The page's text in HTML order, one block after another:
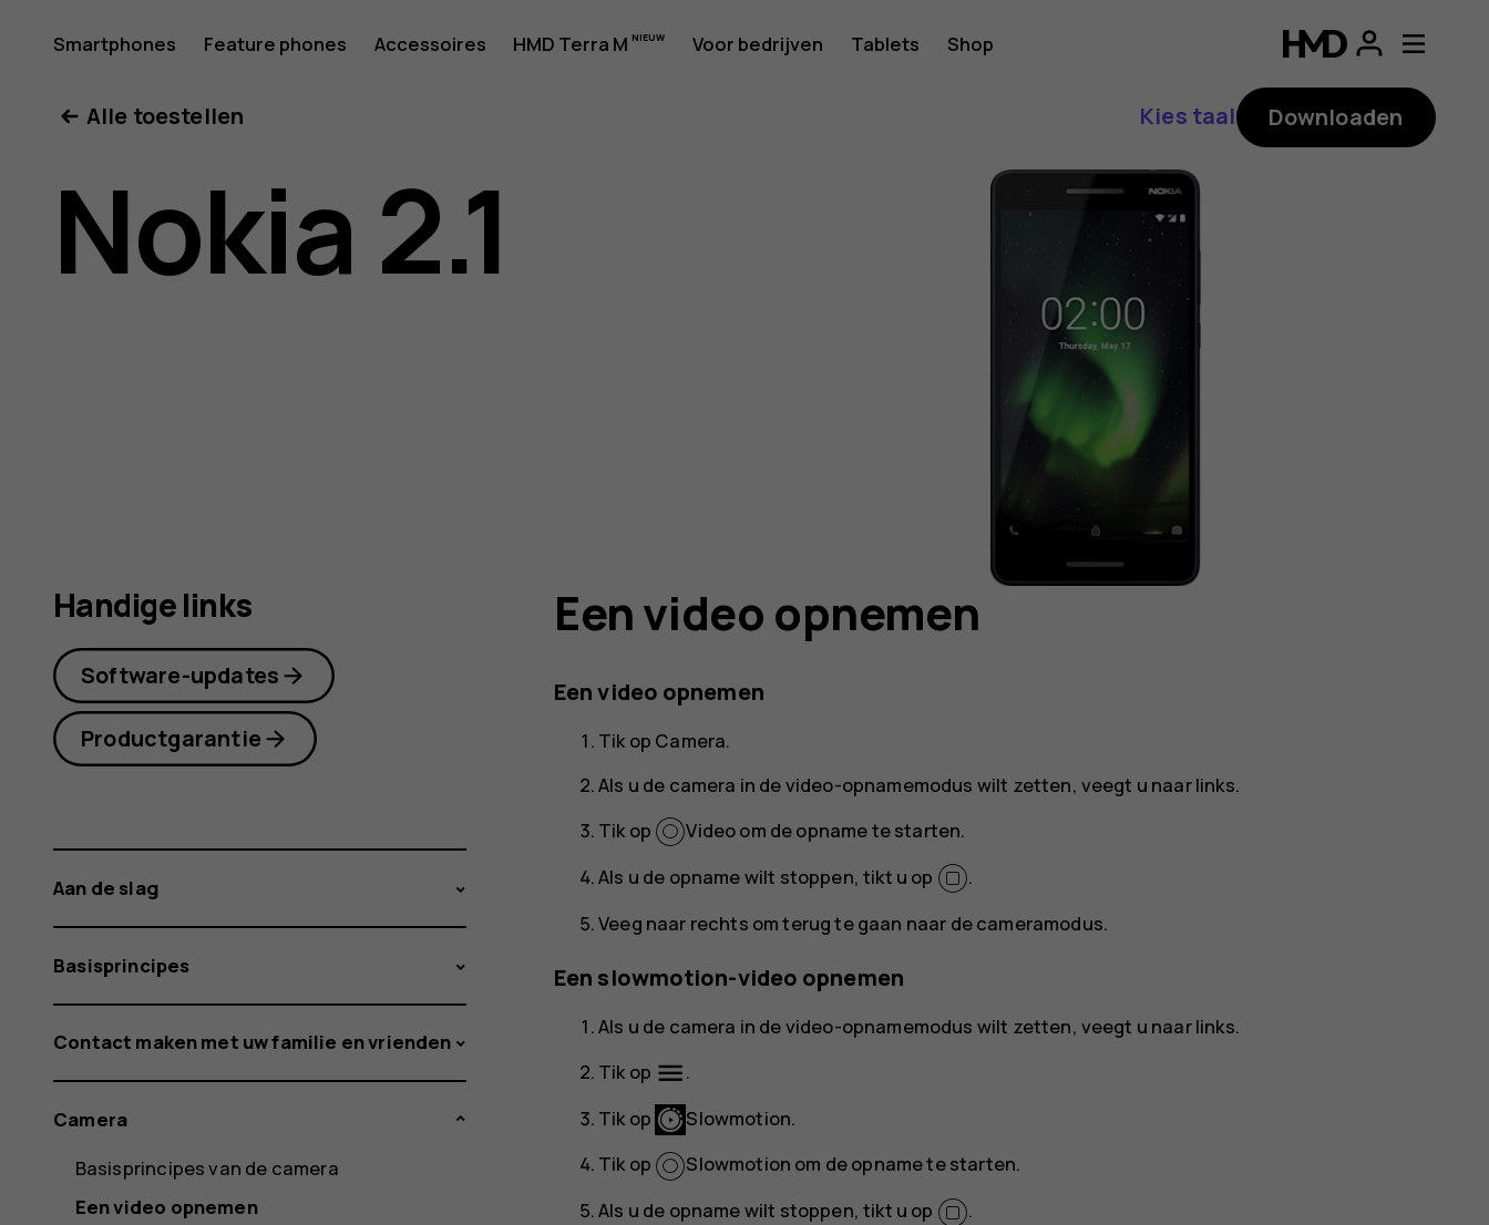
Gebruikershandleiding
voor
Nokia
Smartphones Feature phones Accessoires HMD Terra M Voor bedrijven Tablets Shop
Alle toestellen
Kies taal Downloaden
Nokia 2.1
Een video opnemen
Een video opnemen
Tik op Camera.
Als u de camera in de video-opnamemodus wilt zetten, veegt u naar links.
Tik op
Videoom de opname te starten.
Als u de opname wilt stoppen, tikt u op
.
Veeg naar rechts om terug te gaan naar de cameramodus.
Een slowmotion-video opnemen
Als u de camera in de video-opnamemodus wilt zetten, veegt u naar links.
Tik op menu.
Tik op
Slowmotion.
Tik op
Slowmotion om de opname te starten.
Als u de opname wilt stoppen, tikt u op
.
Handige links
Software-updates
Productgarantie
Aan de slag
Basisprincipes
Contact maken met uw familie en vrienden
Camera
Basisprincipes van de camera
Een video opnemen